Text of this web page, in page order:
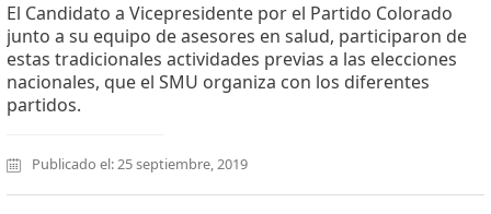
El Candidato a Vicepresidente por el Partido Colorado
junto a su equipo de asesores en salud, participaron de
estas tradicionales actividades previas a las elecciones
nacionales, que el SMU organiza con los diferentes
partidos.
Publicado el: 25 septiembre, 2019